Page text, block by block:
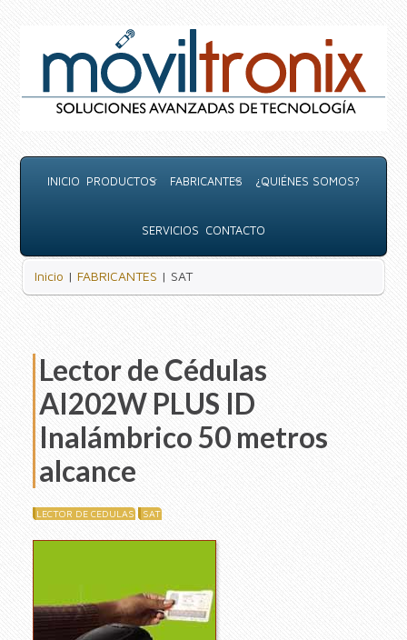
INICIO PRODUCTOS FABRICANTES ¿QUIÉNES SOMOS?
SERVICIOS CONTACTO
Inicio | FABRICANTES | SAT
Lector de Cédulas
AI202W PLUS ID
Inalámbrico 50 metros
alcance
LECTOR DE CEDULAS SAT